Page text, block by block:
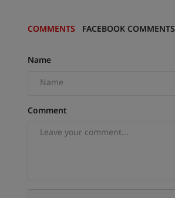
COMMENTS FACEBOOK COMMENTS
Name
Comment